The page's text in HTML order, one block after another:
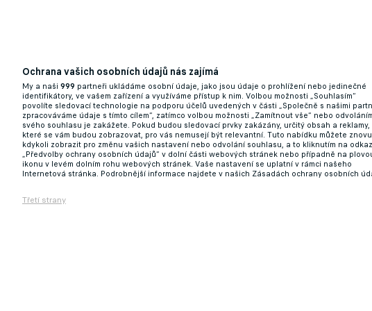
Zkouška ambicí. Lech už je z krize venku, v
18.12.2025 08:16
Ochrana vašich osobních údajů nás zajímá
My a naši 999 partneři ukládáme osobní údaje, jako jsou údaje o prohlížení nebo jedinečné
identifikátory, ve vašem zařízení a využíváme přístup k nim. Volbou možnosti „Souhlasím“
povolíte sledovací technologie na podporu účelů uvedených v části „Společně s našimi
zpracováváme údaje s tímto cílem“, zatímco volbou možnosti „Zamítnout vše“ nebo
svého souhlasu je zakážete. Pokud budou sledovací prvky zakázány, určitý obsah a reklamy,
které se vám budou zobrazovat, pro vás nemusejí být relevantní. Tuto nabídku můžete znovu
kdykoli zobrazit pro změnu vašich nastavení nebo odvolání souhlasu, a to kliknutím na odkaz
„Předvolby ochrany osobních údajů“ v dolní části webových stránek nebo případně na
ikonu v levém dolním rohu webových stránek. Vaše nastavení se uplatní v rámci našeho
Internetová stránka. Podrobnější informace najdete v našich Zásadách ochrany osobních
Třetí strany